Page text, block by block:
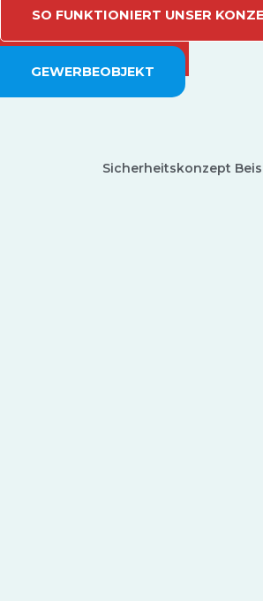
EINFAMILIENHAUS
GEWERBEOBJEKT
Sicherheitskonzept
SO FUNKTIONIERT UNSER